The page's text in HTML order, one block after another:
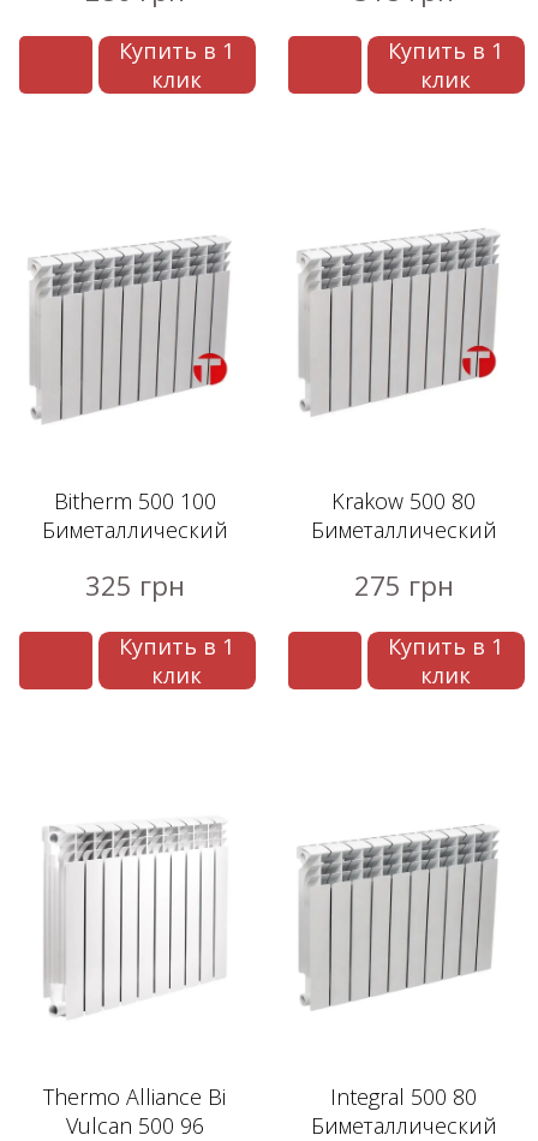
Купить в 1
клик
Купить в 1
клик
Bitherm 500 100
Биметаллический
325 грн
Купить в 1
клик
Krakow 500 80
Биметаллический
275 грн
Купить в 1
клик
Thermo Alliance Bi
Vulcan 500 96
Integral 500 80
Биметаллический